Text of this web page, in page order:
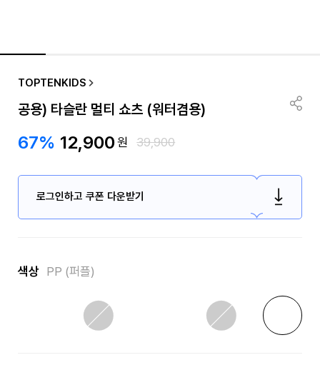
TOPTENKIDS
공용) 타슬란 멀티 쇼츠 (워터겸용)
67% 12,900원 39,900
로그인하고 쿠폰 다운받기
색상 PP (퍼플)